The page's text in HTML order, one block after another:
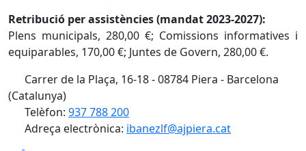
Retribució per assistències (mandat 2023-2027):
Plens municipals, 280,00 €; Comissions informatives i
equiparables, 170,00 €; Juntes de Govern, 280,00 €.
Carrer de la Plaça, 16-18 - 08784 Piera - Barcelona
(Catalunya)
Telèfon: 937 788 200
Adreça electrònica: ibanezlf@ajpiera.cat